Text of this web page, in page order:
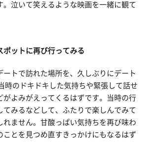
。泣いて笑えるような映画を一緒に観て
ポットに再び行ってみる
ートで訪れた場所を、久しぶりにデート
時のドキドキした気持ちや緊張して話せ
がよみがえってくるはずです。当時の行
てみるなどして、ふたりで楽しんでみて
れません。甘酸っぱい気持ちを再び味わ
ことを見つめ直すきっかけにもなるはず